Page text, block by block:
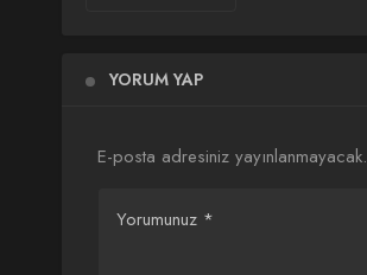
YORUM YAP
E-posta adresiniz yayınlanmayacak.
Yorumunuz *